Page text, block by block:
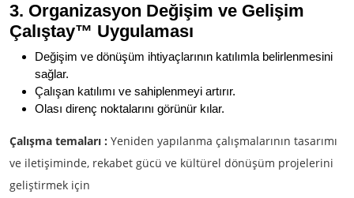
3. Organizasyon Değişim ve Gelişim
Çalıştay™ Uygulaması
Değişim ve dönüşüm ihtiyaçlarının katılımla belirlenmesini
sağlar.
Çalışan katılımı ve sahiplenmeyi artırır.
Olası direnç noktalarını görünür kılar.
Çalışma temaları : Yeniden yapılanma çalışmalarının tasarımı
ve iletişiminde, rekabet gücü ve kültürel dönüşüm projelerini
geliştirmek için